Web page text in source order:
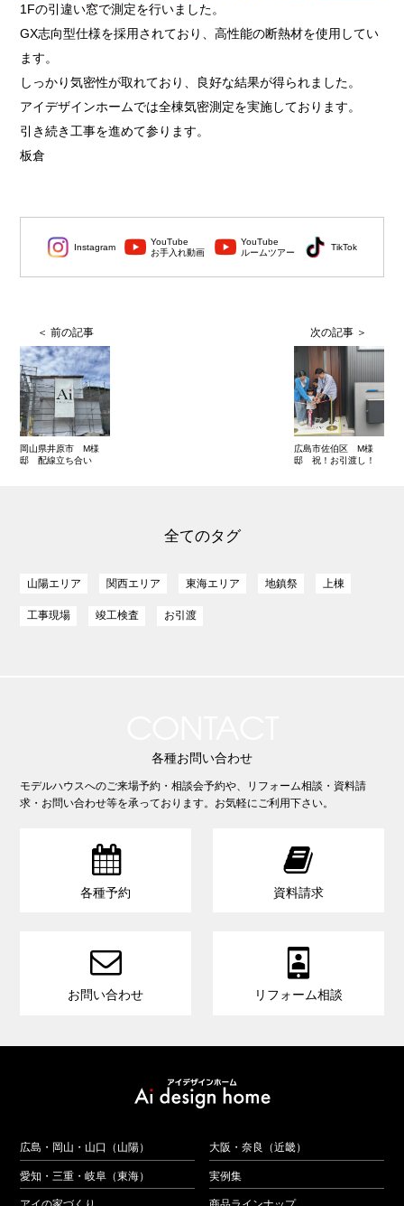
1Fの引違い窓で測定を行いました。
GX志向型仕様を採用されており、高性能の断熱材を使用してい
ます。
しっかり気密性が取れており、良好な結果が得られました。
アイデザインホームでは全棟気密測定を実施しております。
引き続き工事を進めて参ります。
板倉
Instagram
YouTube
お手入れ動画
YouTube
ルームツアー
TikTok
岡山県井原市 M様
邸 配線立ち合い
広島市佐伯区 M様
邸 祝！お引渡し！
全てのタグ
山陽エリア 関西エリア 東海エリア 地鎮祭 上棟
工事現場 竣工検査 お引渡
各種お問い合わせ
モデルハウスへのご来場予約・相談会予約や、リフォーム相談・資料請
求・お問い合わせ等を承っております。お気軽にご利用下さい。

各種予約

資料請求

お問い合わせ

リフォーム相談
広島・岡山・山口（山陽） 大阪・奈良（近畿）
愛知・三重・岐阜（東海） 実例集